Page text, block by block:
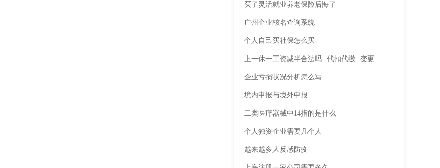
买了灵活就业养老保险后悔了
广州企业核名查询系统
个人自己买社保怎么买
上一休一工资减半合法吗 代扣代缴 变更
企业亏损状况分析怎么写
境内申报与境外申报
二类医疗器械中14指的是什么
个人独资企业需要几个人
越来越多人反感防疫